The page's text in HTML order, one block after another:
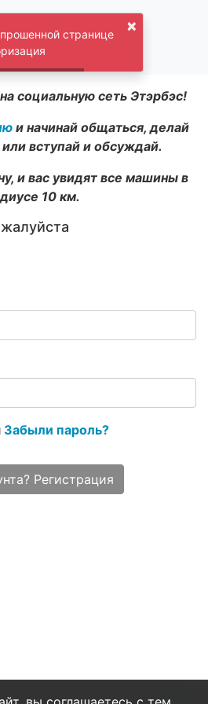
социальную сеть Этэрбэс!
и начинай общаться, делай
вступай и обсуждай.
и вас увидят все машины в
10 км.
Забыли пароль?
Регистрация
×
странице